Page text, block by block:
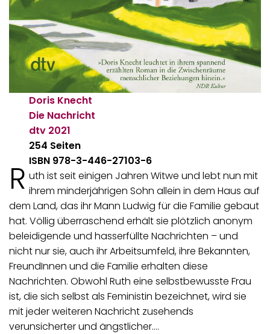
Doris Knecht
Die Nachricht
dtv 2021
254 Seiten
ISBN 978-3-446-27103-6
R uth ist seit einigen Jahren Witwe und lebt nun mit
ihrem minderjährigen Sohn allein in dem Haus auf
dem Land, das ihr Mann Ludwig für die Familie gebaut
hat. Völlig überraschend erhält sie plötzlich anonym
beleidigende und hasserfüllte Nachrichten – und
nicht nur sie, auch ihr Arbeitsumfeld, ihre Bekannten,
FreundInnen und die Familie erhalten diese
Nachrichten. Obwohl Ruth eine selbstbewusste Frau
ist, die sich selbst als Feministin bezeichnet, wird sie
mit jeder weiteren Nachricht zusehends
verunsicherter und ängstlicher.…